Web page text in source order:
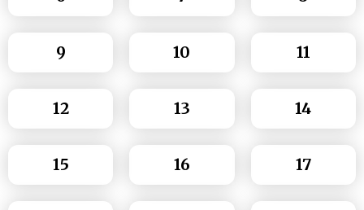
9 10 11
12 13 14
15 16 17